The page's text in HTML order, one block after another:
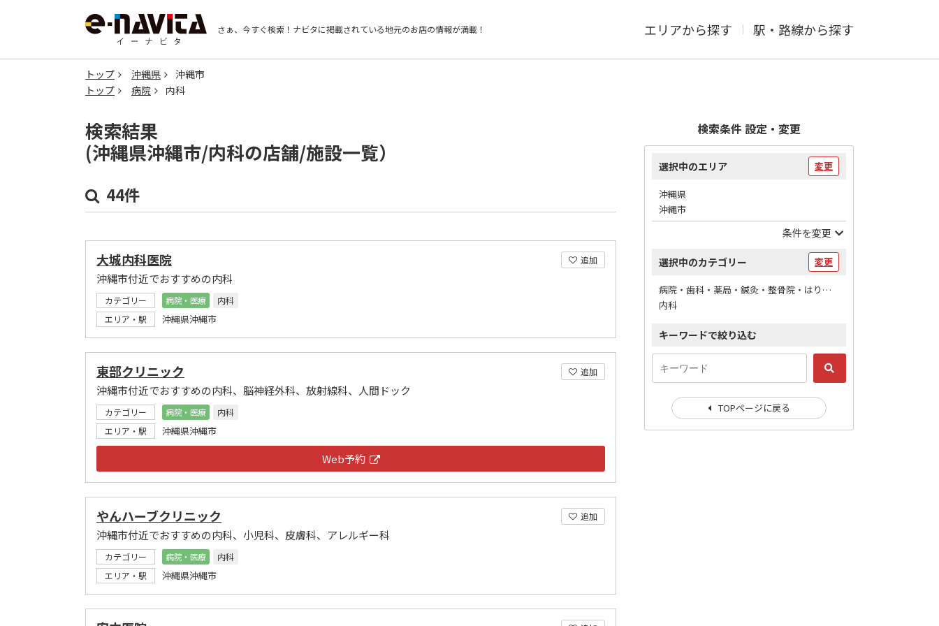
さぁ、今すぐ検索！ ナビタに掲載されている地元のお店の情報が満載！ エリアから探す 駅・路線から探す
トップ 沖縄県
沖縄市
トップ
病院 内科
検索結果
(沖縄県沖縄市/内科の店舗/施設一覧）
44件
追加
大城内科医院
沖縄市付近でおすすめの内科
カテゴリー 病院・医療
内科
エリア・駅
沖縄県沖縄市
追加
東部クリニック
沖縄市付近でおすすめの内科、脳神経外科、放射線科、人間ドック
カテゴリー 病院・医療
内科
エリア・駅
沖縄県沖縄市
Web予約
追加
やんハーブクリニック
沖縄市付近でおすすめの内科、小児科、皮膚科、アレルギー科
カテゴリー 病院・医療
内科
エリア・駅
沖縄県沖縄市
検索条件 設定・変更
選択中のエリア 変更
沖縄県
沖縄市
条件を変更
選択中のカテゴリー 変更
病院・歯科・薬局・鍼灸・整骨院・はりマッサージ / 病院
内科
キーワードで絞り込む
TOPページに戻る